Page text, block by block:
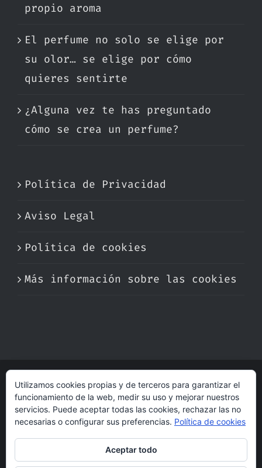
propio aroma
El perfume no solo se elige por
su olor… se elige por cómo
quieres sentirte
¿Alguna vez te has preguntado
cómo se crea un perfume?
Política de Privacidad
Aviso Legal
Política de cookies
Más información sobre las cookies
© Copyright 2017 -2026 | Perfumare
| Derechos Reservados | Hecho con cariño
pordogleg
Utilizamos cookies propias y de terceros para garantizar el
funcionamiento de la web, medir su uso y mejorar nuestros
servicios. Puede aceptar todas las cookies, rechazar las no
necesarias o configurar sus preferencias. Política de cookies
Aceptar todo